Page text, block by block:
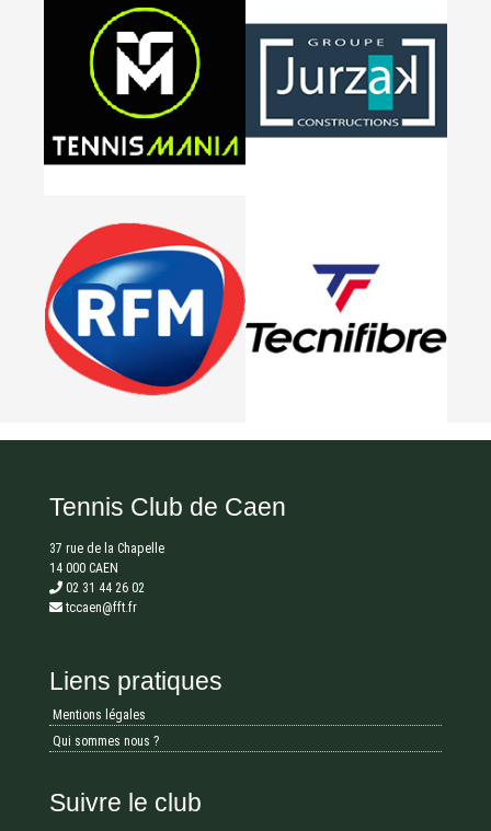
Tennis Club de Caen
37 rue de la Chapelle
14 000 CAEN
02 31 44 26 02
tccaen@fft.fr
Liens pratiques
Mentions légales
Qui sommes nous ?
Suivre le club